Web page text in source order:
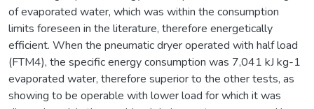
of evaporated water, which was within the consumption
limits foreseen in the literature, therefore energetically
efficient. When the pneumatic dryer operated with half load
(FTM4), the specific energy consumption was 7,041 kJ kg-1
evaporated water, therefore superior to the other tests, as
showing to be operable with lower load for which it was